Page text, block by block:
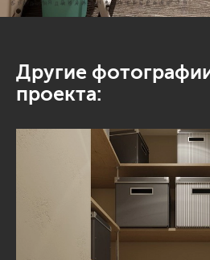
Другие
проекта: